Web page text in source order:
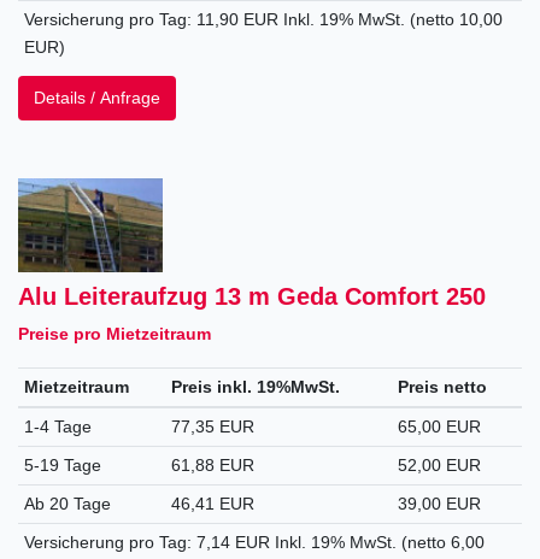
Versicherung pro Tag: 11,90 EUR Inkl. 19% MwSt. (netto 10,00
EUR)
Details / Anfrage
Alu Leiteraufzug 13 m Geda Comfort 250
Preise pro Mietzeitraum
Mietzeitraum Preis inkl. 19%MwSt. Preis netto
1-4 Tage 77,35 EUR
65,00 EUR
5-19 Tage
61,88 EUR
52,00 EUR
Ab 20 Tage
46,41 EUR
39,00 EUR
Versicherung pro Tag: 7,14 EUR Inkl. 19% MwSt. (netto 6,00